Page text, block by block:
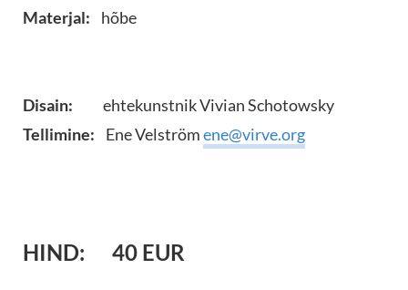
Materjal: hõbe
Disain: ehtekunstnik Vivian Schotowsky
Tellimine: Ene Velströmene@virve.org
HIND: 40 EUR